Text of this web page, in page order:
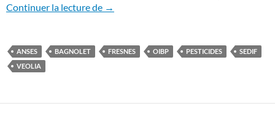
Continuer la lecture de Le projet du SEDIF rejeté par des
→
ANSES BAGNOLET FRESNES OIBP PESTICIDES
SEDIF
VEOLIA